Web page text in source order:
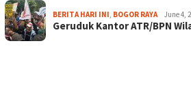
BERITA HARI INI, BOGOR RAYA June 4,
Geruduk Kantor ATR/BPN